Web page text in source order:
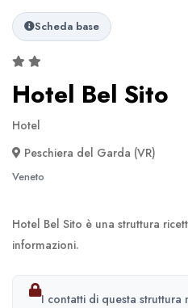
Scheda base
Hotel Bel Sito
Hotel
Peschiera del Garda (VR)
Veneto
Hotel Bel Sito è una struttura
informazioni.
I contatti di questa